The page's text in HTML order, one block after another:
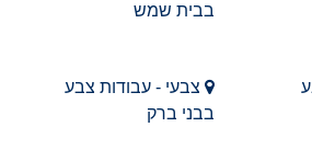
בבית שמש
צבעי - עבודות צבע
בבני ברק